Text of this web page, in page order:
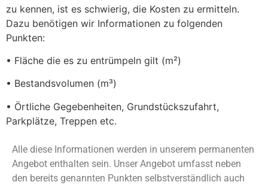
zu kennen, ist es schwierig, die Kosten zu ermitteln.
Dazu benötigen wir Informationen zu folgenden
Punkten:
• Fläche die es zu entrümpeln gilt (m²)
• Bestandsvolumen (m³)
• Örtliche Gegebenheiten, Grundstückszufahrt,
Parkplätze, Treppen etc.
Alle diese Informationen werden in unserem permanenten
Angebot enthalten sein. Unser Angebot umfasst neben
den bereits genannten Punkten selbstverständlich auch